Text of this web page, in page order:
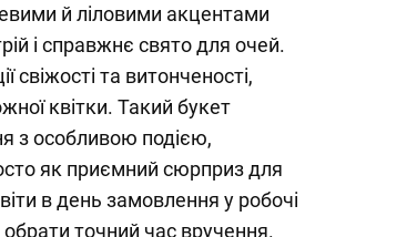
й ліловими акцентами
і справжнє свято для очей.
та витонченості,
квітки. Такий букет
з особливою подією,
як приємний сюрприз для
в день замовлення у робочі
точний час вручення.